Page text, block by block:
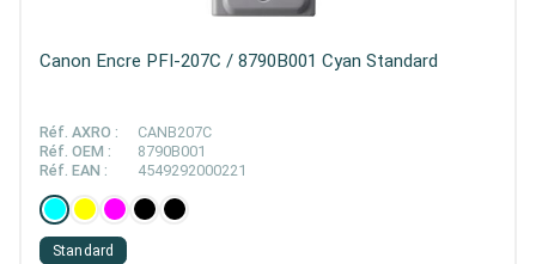
Canon Encre PFI-207C / 8790B001 Cyan Standard
Réf. AXRO :
CANB207C
Réf. OEM :
8790B001
Réf. EAN :
4549292000221
Standard